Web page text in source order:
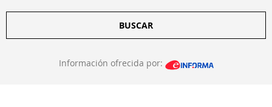
BUSCAR
Información ofrecida por: